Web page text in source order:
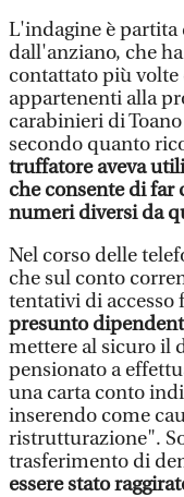
L'indagine è partita
dall'anziano, che
contattato più
appartenenti alla
carabinieri di
secondo quanto
truffatore aveva
che consente di
numeri diversi da
Nel corso delle
che sul conto
tentativi di
presunto
mettere al sicuro il
pensionato a
una carta conto
inserendo come
ristrutturazione".
trasferimento di
essere stato